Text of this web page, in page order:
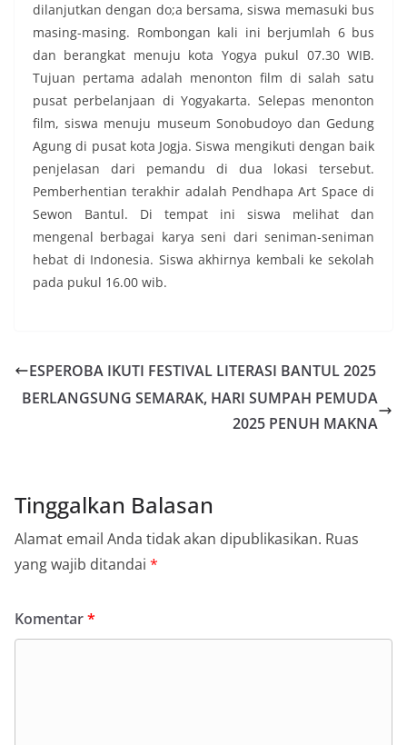
dilanjutkan dengan do;a bersama, siswa memasuki bus
masing-masing. Rombongan kali ini berjumlah 6 bus
dan berangkat menuju kota Yogya pukul 07.30 WIB.
Tujuan pertama adalah menonton film di salah satu
pusat perbelanjaan di Yogyakarta. Selepas menonton
film, siswa menuju museum Sonobudoyo dan Gedung
Agung di pusat kota Jogja. Siswa mengikuti dengan baik
penjelasan dari pemandu di dua lokasi tersebut.
Pemberhentian terakhir adalah Pendhapa Art Space di
Sewon Bantul. Di tempat ini siswa melihat dan
mengenal berbagai karya seni dari seniman-seniman
hebat di Indonesia. Siswa akhirnya kembali ke sekolah
pada pukul 16.00 wib.
ESPEROBA IKUTI FESTIVAL LITERASI BANTUL 2025
BERLANGSUNG SEMARAK, HARI SUMPAH PEMUDA
2025 PENUH MAKNA
Tinggalkan Balasan
Alamat email Anda tidak akan dipublikasikan. Ruas
yang wajib ditandai *
Komentar*